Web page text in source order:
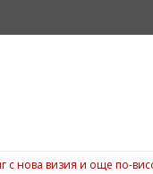
с нова визия и още по-